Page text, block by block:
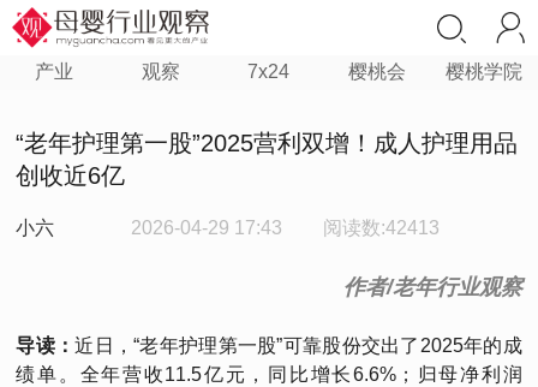
产业 观察 7x24 樱桃会 樱桃学院
“老年护理第一股”2025营利双增！成人护理用品
创收近6亿
小六 2026-04-29 17:43 阅读数:42413
作者/老年行业观察
导读：近日，“老年护理第一股”可靠股份交出了2025年的成
绩单。全年营收11.5亿元，同比增长6.6%；归母净利润